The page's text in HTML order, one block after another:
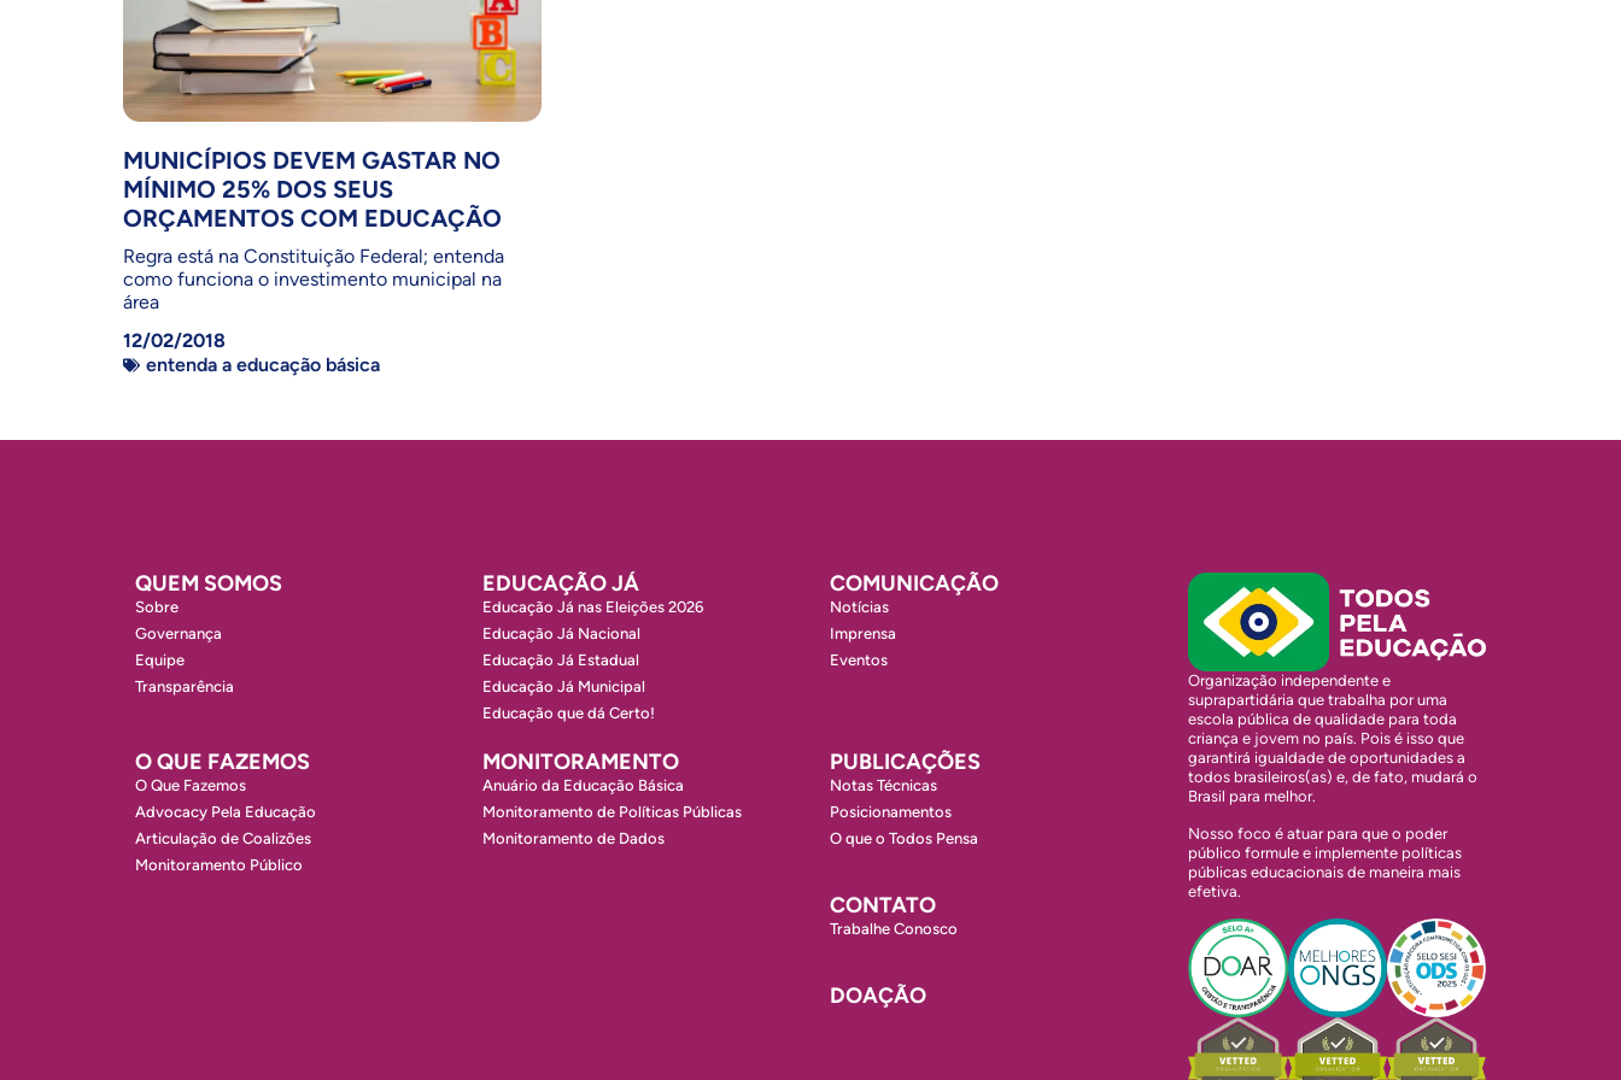
MUNICÍPIOS DEVEM GASTAR NO
MÍNIMO 25% DOS SEUS
ORÇAMENTOS COM EDUCAÇÃO
Regra está na Constituição Federal; entenda
como funciona o investimento municipal na
área
12/02/2018
entenda a educação básica
QUEM SOMOS
Sobre
Governança
Equipe
Transparência
EDUCAÇÃO JÁ
Educação Já nas Eleições 2026
Educação Já Nacional
Educação Já Estadual
Educação Já Municipal
Educação que dá Certo!
COMUNICAÇÃO
Notícias
Imprensa
Eventos
O QUE FAZEMOS
O Que Fazemos
Advocacy Pela Educação
Articulação de Coalizões
Monitoramento Público
MONITORAMENTO
Anuário da Educação Básica
Monitoramento de Políticas Públicas
Monitoramento de Dados
PUBLICAÇÕES
Notas Técnicas
Posicionamentos
O que o Todos Pensa
CONTATO
Trabalhe Conosco
DOAÇÃO
Organização independente e
suprapartidária que trabalha por uma
escola pública de qualidade para toda
criança e jovem no país. Pois é isso que
garantirá igualdade de oportunidades a
todos brasileiros(as) e, de fato, mudará o
Brasil para melhor.
Nosso foco é atuar para que o poder
público formule e implemente políticas
públicas educacionais de maneira mais
efetiva.